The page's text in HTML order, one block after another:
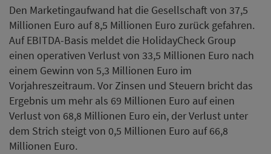
Den Marketingaufwand hat die Gesellschaft von 37,5
Millionen Euro auf 8,5 Millionen Euro zurück gefahren.
Auf EBITDA-Basis meldet die HolidayCheck Group
einen operativen Verlust von 33,5 Millionen Euro nach
einem Gewinn von 5,3 Millionen Euro im
Vorjahreszeitraum. Vor Zinsen und Steuern bricht das
Ergebnis um mehr als 69 Millionen Euro auf einen
Verlust von 68,8 Millionen Euro ein, der Verlust unter
dem Strich steigt von 0,5 Millionen Euro auf 66,8
Millionen Euro.